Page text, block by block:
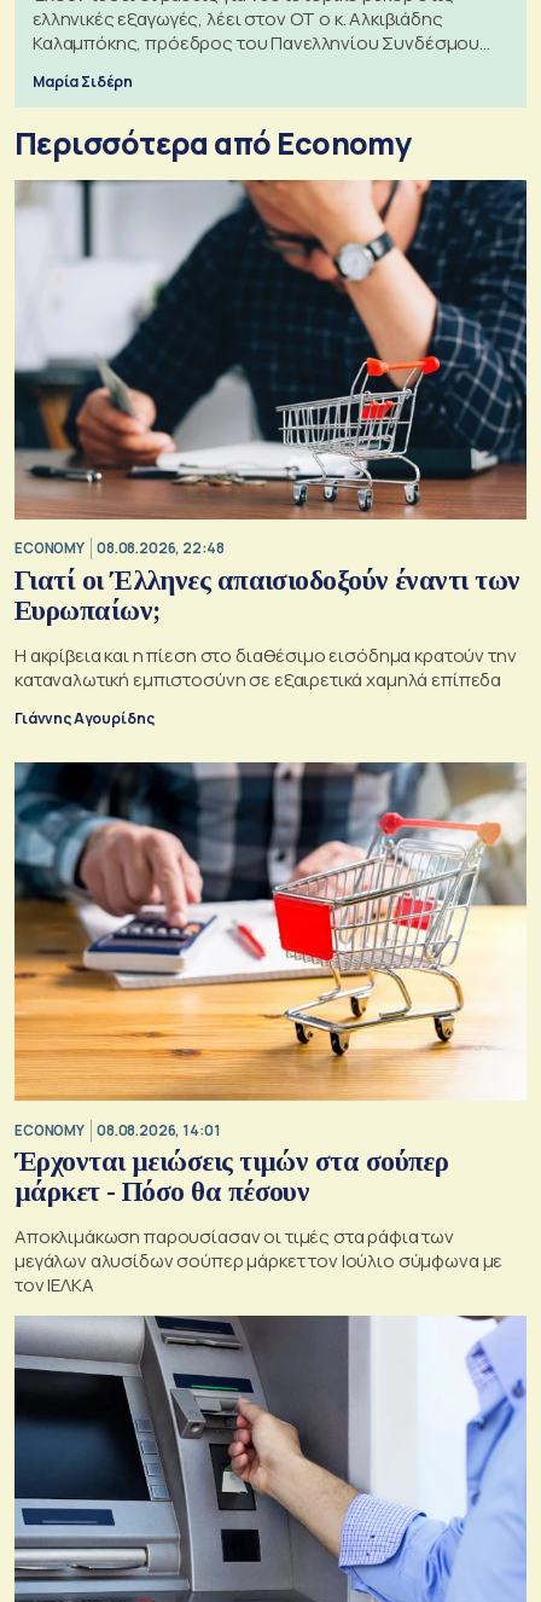
ελληνικές εξαγωγές, λέει στον ΟΤ ο κ. Αλκιβιάδης
Καλαμπόκης, πρόεδρος του Πανελληνίου Συνδέσμου
Μαρία Σιδέρη
Περισσότερα από Economy
ECONOMY 08.08.2026, 22:48
Γιατί οι Έλληνες απαισιοδοξούν έναντι των
Ευρωπαίων;
Η ακρίβεια και η πίεση στο διαθέσιμο εισόδημα κρατούν την
καταναλωτική εμπιστοσύνη σε εξαιρετικά χαμηλά επίπεδα
Γιάννης Αγουρίδης
ECONOMY 08.08.2026, 14:01
Έρχονται μειώσεις τιμών στα σούπερ
μάρκετ - Πόσο θα πέσουν
Αποκλιμάκωση παρουσίασαν οι τιμές στα ράφια των
μεγάλων αλυσίδων σούπερ μάρκετ τον Ιούλιο σύμφωνα με
τον ΙΕΛΚΑ